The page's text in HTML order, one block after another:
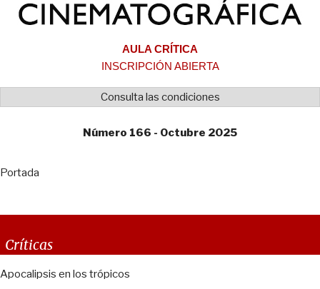
AULA CRÍTICA
INSCRIPCIÓN ABIERTA
Consulta las condiciones
Número 166 - Octubre 2025
Portada
Críticas
Apocalipsis en los trópicos